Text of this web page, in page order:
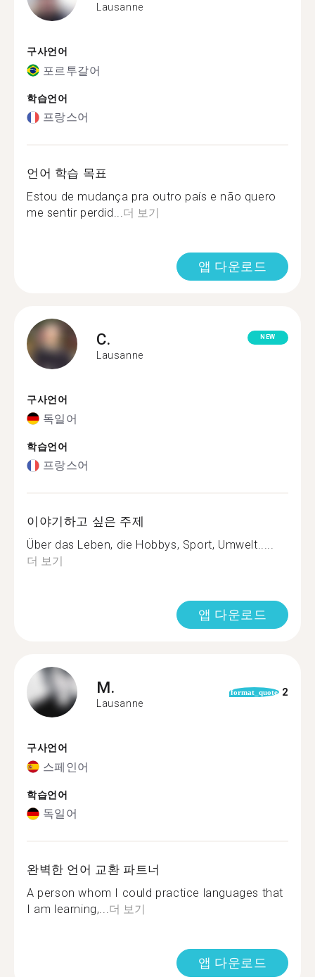
Lausanne
구사언어
포르투갈어
학습언어
프랑스어
언어 학습 목표
Estou de mudança pra outro país e não quero
me sentir perdid...더 보기
앱 다운로드
C.
Lausanne
NEW
구사언어
독일어
학습언어
프랑스어
이야기하고 싶은 주제
Über das Leben, die Hobbys, Sport, Umwelt.....
더 보기
앱 다운로드
M.
Lausanne
format_quote 2
구사언어
스페인어
학습언어
독일어
완벽한 언어 교환 파트너
A person whom I could practice languages that
I am learning,...더 보기
앱 다운로드